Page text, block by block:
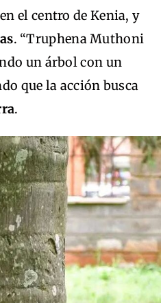
el centro de Kenia, y
. “Truphena Muthoni
un árbol con un
que la acción busca
.